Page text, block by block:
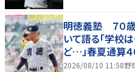
明徳義塾 ７０
いて語る「学校
ど…」春夏通算
淵節”炸裂
2026/08/10 11:58野